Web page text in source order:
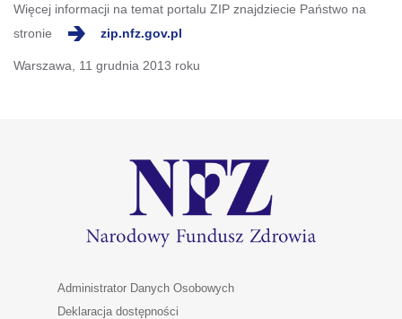
Więcej informacji na temat portalu ZIP znajdziecie Państwo na
stronie
zip.nfz.gov.pl
Warszawa, 11 grudnia 2013 roku
Administrator Danych Osobowych
Deklaracja dostępności